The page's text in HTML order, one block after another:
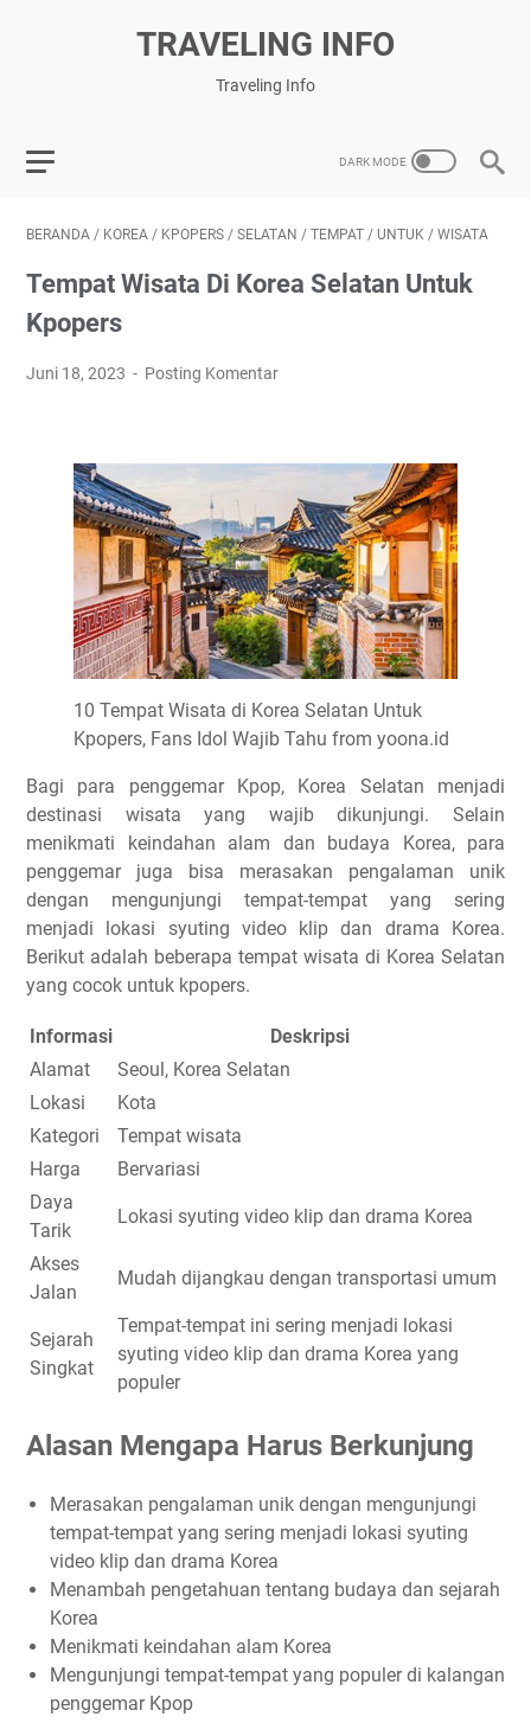
TRAVELING INFO
Traveling Info
BERANDA / KOREA / KPOPERS / SELATAN / TEMPAT / UNTUK / WISATA
Tempat Wisata Di Korea Selatan Untuk
Kpopers
Juni 18, 2023 Posting Komentar
10 Tempat Wisata di Korea Selatan Untuk
Kpopers, Fans Idol Wajib Tahu from yoona.id
Bagi para penggemar Kpop, Korea Selatan menjadi
destinasi wisata yang wajib dikunjungi. Selain
menikmati keindahan alam dan budaya Korea, para
penggemar juga bisa merasakan pengalaman unik
dengan mengunjungi tempat-tempat yang sering
menjadi lokasi syuting video klip dan drama Korea.
Berikut adalah beberapa tempat wisata di Korea Selatan
yang cocok untuk kpopers.
Informasi
Deskripsi
Alamat
Seoul, Korea Selatan
Lokasi
Kota
Kategori
Tempat wisata
Harga
Bervariasi
Daya
Tarik
Lokasi syuting video klip dan drama Korea
Akses
Jalan
Mudah dijangkau dengan transportasi umum
Sejarah
Singkat
Tempat-tempat ini sering menjadi lokasi
syuting video klip dan drama Korea yang
populer
Alasan Mengapa Harus Berkunjung
Merasakan pengalaman unik dengan mengunjungi
tempat-tempat yang sering menjadi lokasi syuting
video klip dan drama Korea
Menambah pengetahuan tentang budaya dan sejarah
Korea
Menikmati keindahan alam Korea
Mengunjungi tempat-tempat yang populer di kalangan
penggemar Kpop